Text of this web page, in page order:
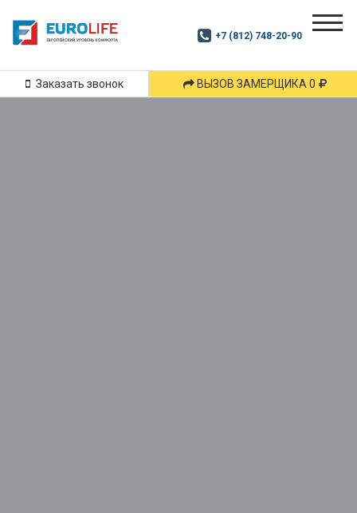
+7 (812) 748-20-90
Заказать звонок ВЫЗОВ ЗАМЕРЩИКА 0
Почитай
подпишись
Дзен